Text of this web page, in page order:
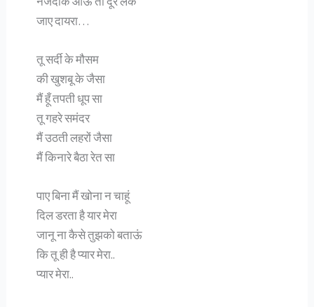
जाए दायरा…
तू सर्दी के मौसम
की खुशबू के जैसा
मैं हूँ तपती धूप सा
तू गहरे समंदर
मैं उठती लहरों जैसा
मैं किनारे बैठा रेत सा
पाए बिना मैं खोना न चाहूं
दिल डरता है यार मेरा
जानू ना कैसे तुझको बताऊं
कि तू ही है प्यार मेरा..
प्यार मेरा..